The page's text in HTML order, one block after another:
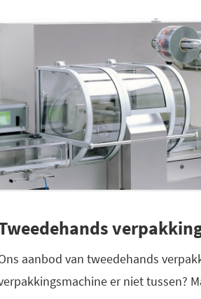
aanbod van tweedehands
er niet tussen?